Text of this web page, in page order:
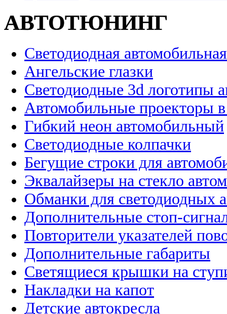
АВТОТЮНИНГ
Светодиодная
Ангельские глазки
Светодиодные 3d логотипы
Автомобильные проекторы
Гибкий неон автомобильный
Светодиодные колпачки
Бегущие строки для
Эквалайзеры на стекло
Обманки для светодиодных
Дополнительные стоп-
Повторители указателей
Дополнительные габариты
Светящиеся крышки на
Накладки на капот
Детские автокресла